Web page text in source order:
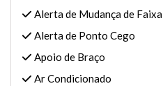
Alerta de Mudança de Faixa
Alerta de Ponto Cego
Apoio de Braço
Ar Condicionado